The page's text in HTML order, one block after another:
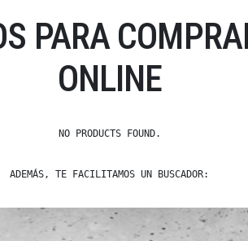
PARA
ONLINE
NO PRODUCTS FOUND.
ADEMÁS, TE FACILITAMOS UN BUSCADOR: